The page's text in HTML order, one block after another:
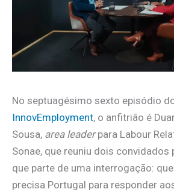
No septuagésimo sexto episódio
InnovEmployment, o anfitrião é
Sousa, area leaderpara Labour
Sonae, que reuniu dois convidados
que parte de uma interrogação:
precisa Portugal para responder